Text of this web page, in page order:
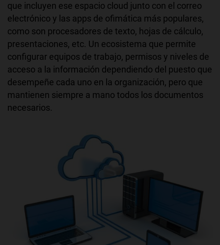
que incluyen ese espacio cloud junto con el correo
electrónico y las apps de ofimática más populares,
como son procesadores de texto, hojas de cálculo,
presentaciones, etc. Un ecosistema que permite
configurar equipos de trabajo, permisos y niveles de
acceso a la información dependiendo del puesto que
desempeñe cada uno en la organización, pero que
mantienen siempre a mano todos los documentos
necesarios.